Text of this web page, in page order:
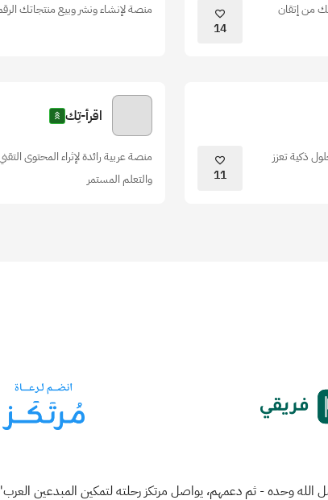
من إتقان
14
منصة لإنشاء ونشر وبيع منتجاتك
ذكية تعزز
11
اقرأ-تِك
منصة عربية رائدة لإثراء المحتوى
والتعلم المستمر
الله وحده - ثم دعمهم، يواصل مرتكز رحلته لتمكين المبدعين